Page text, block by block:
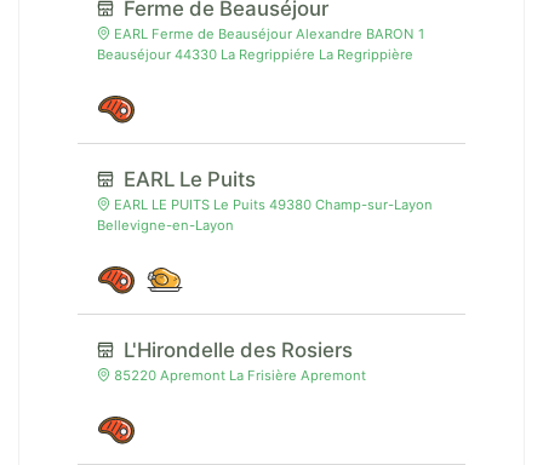
Ferme de Beauséjour
EARL Ferme de Beauséjour Alexandre BARON 1
Beauséjour 44330 La Regrippiére La Regrippière
EARL Le Puits
EARL LE PUITS Le Puits 49380 Champ-sur-Layon
Bellevigne-en-Layon
L'Hirondelle des Rosiers
85220 Apremont La Frisière Apremont